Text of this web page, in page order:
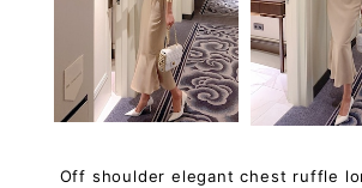
Off shoulder elegant chest ruffle